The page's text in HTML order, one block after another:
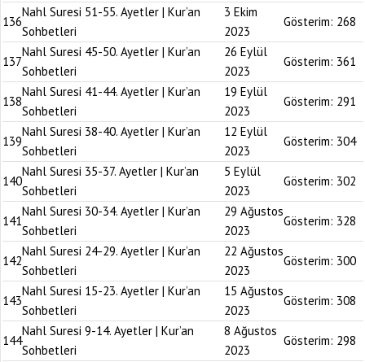
136
Nahl Suresi 51-55. Ayetler | Kur’an
Sohbetleri
3 Ekim
2023
Gösterim: 268
137
Nahl Suresi 45-50. Ayetler | Kur’an
Sohbetleri
26 Eylül
2023
Gösterim: 361
138
Nahl Suresi 41-44. Ayetler | Kur’an
Sohbetleri
19 Eylül
2023
Gösterim: 291
139
Nahl Suresi 38-40. Ayetler | Kur’an
Sohbetleri
12 Eylül
2023
Gösterim: 304
140
Nahl Suresi 35-37. Ayetler | Kur’an
Sohbetleri
5 Eylül
2023
Gösterim: 302
141
Nahl Suresi 30-34. Ayetler | Kur’an
Sohbetleri
29 Ağustos
2023
Gösterim: 328
142
Nahl Suresi 24-29. Ayetler | Kur’an
Sohbetleri
22 Ağustos
2023
Gösterim: 300
143
Nahl Suresi 15-23. Ayetler | Kur’an
Sohbetleri
15 Ağustos
2023
Gösterim: 308
144
Nahl Suresi 9-14. Ayetler | Kur’an
Sohbetleri
8 Ağustos
2023
Gösterim: 298